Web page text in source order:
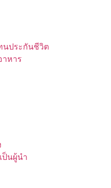
นประกันชีวิต
หาร
ป็นผู้นำ